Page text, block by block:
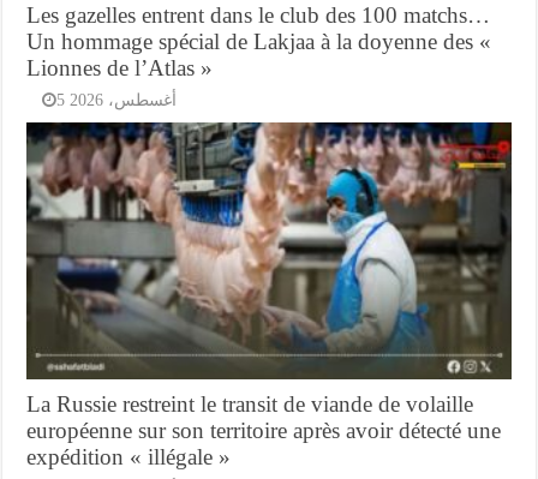
Les gazelles entrent dans le club des 100 matchs…
Un hommage spécial de Lakjaa à la doyenne des «
Lionnes de l’Atlas »
5 أغسطس، 2026
La Russie restreint le transit de viande de volaille
européenne sur son territoire après avoir détecté une
expédition « illégale »